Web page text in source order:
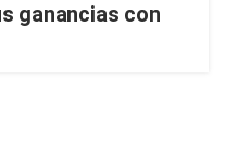
ganancias con